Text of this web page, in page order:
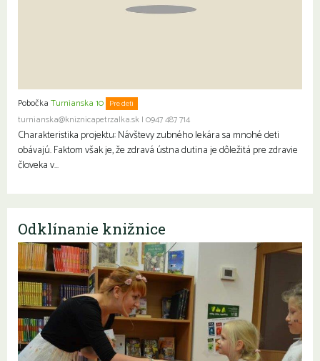
Pobočka Turnianska 10 Pre deti
turnianska@kniznicapetrzalka.sk | 0947 487 714
Charakteristika projektu: Návštevy zubného lekára sa mnohé deti
obávajú. Faktom však je, že zdravá ústna dutina je dôležitá pre zdravie
človeka v…
Odklínanie knižnice